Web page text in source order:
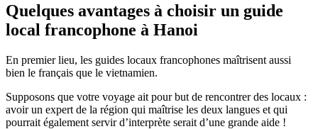
Quelques avantages à choisir un guide
local francophone à Hanoi
En premier lieu, les guides locaux francophones maîtrisent aussi
bien le français que le vietnamien.
Supposons que votre voyage ait pour but de rencontrer des locaux :
avoir un expert de la région qui maîtrise les deux langues et qui
pourrait également servir d’interprète serait d’une grande aide !